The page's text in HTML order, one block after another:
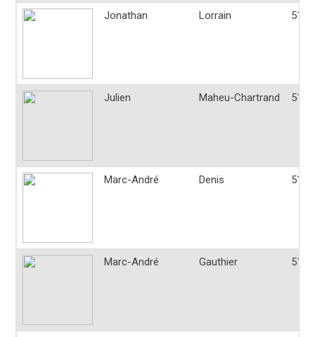
Jonathan Lorrain 514-
Julien Maheu-Chartrand 514-
Marc-André Denis 514-
Marc-André Gauthier 514-